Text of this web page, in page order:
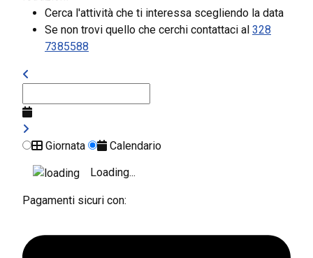
Cerca l'attività che ti interessa scegliendo la data
Se non trovi quello che cerchi contattaci al 328
7385588
Giornata Calendario
Loading...
Pagamenti sicuri con: